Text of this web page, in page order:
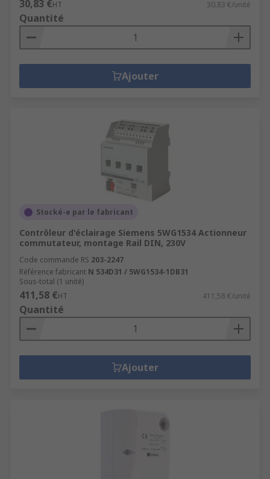
30,83 €HT 30,83 €/unité
Quantité
Ajouter
Stocké-e par le fabricant
Contrôleur d'éclairage Siemens 5WG1534 Actionneur
commutateur, montage Rail DIN, 230V
Code commande RS 203-2247
Référence fabricant N 534D31 / 5WG1534-1DB31
Sous-total (1 unité)
411,58 €HT 411,58 €/unité
Quantité
Ajouter